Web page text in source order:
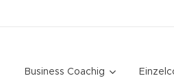
Business Coachig